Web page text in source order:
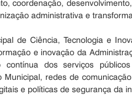
coordenação,
administrativa e
de Ciência, Tecnologia e
e inovação da
contínua dos serviços
Municipal, redes de
e políticas de segurança da